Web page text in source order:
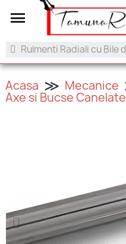
+40 753.042.505
Acasa Mecanice
Axe si Bucse Canelate